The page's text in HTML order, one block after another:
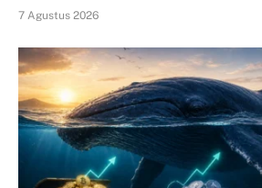
7 Agustus 2026